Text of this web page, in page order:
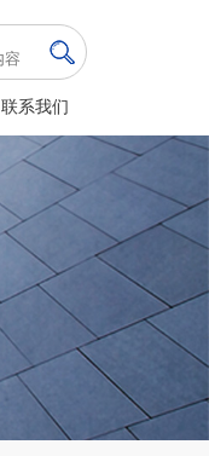
联系我们